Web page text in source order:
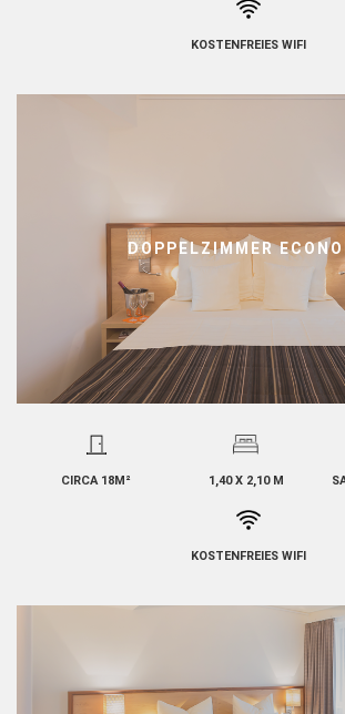
KOSTENFREIES WIFI
DOPPELZIMMER
CIRCA 18M² 1,40 X 2,10 M
KOSTENFREIES WIFI